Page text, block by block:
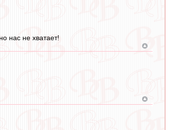
нас не хватает!